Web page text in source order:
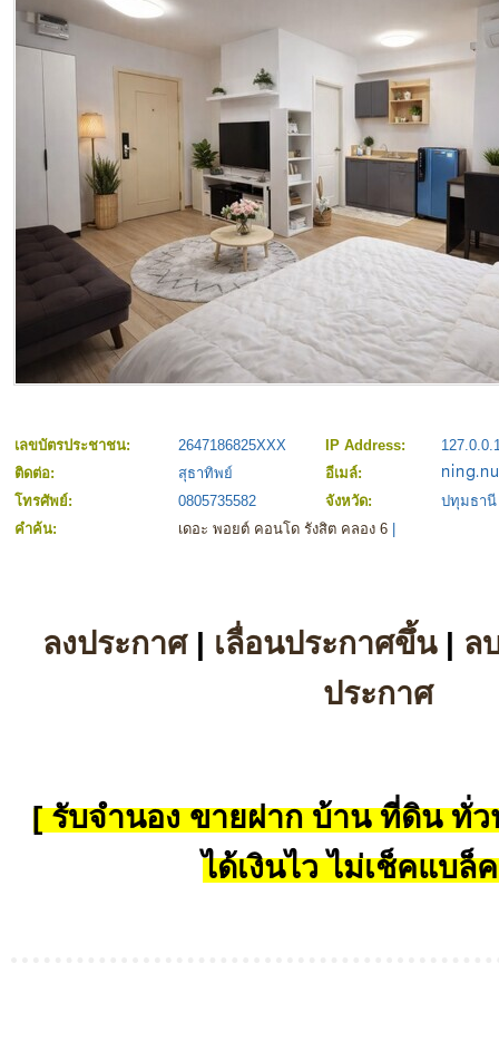
เลขบัตรประชาชน: 2647186825XXX IP Address:
ติดต่อ:
สุธาทิพย์
อีเมล์:
โทรศัพย์:
0805735582 จังหวัด:
ปทุมธานี
คำค้น:
เดอะ พอยต์ คอนโด รังสิต คลอง 6
ลงประกาศ| เลื่อนประกาศขึ้น| ล
ประกาศ
[ รับจำนอง ขายฝาก บ้าน ที่ดิน ทั่ว
ได้เงินไว ไม่เช็คแบล็